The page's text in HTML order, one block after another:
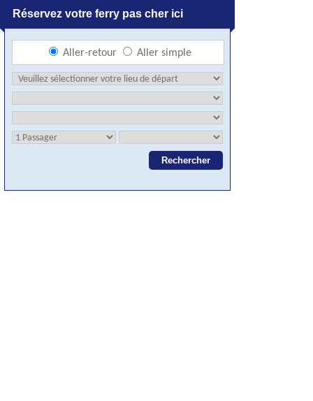
Réservez votre ferry pas cher ici
Aller-retour Aller simple